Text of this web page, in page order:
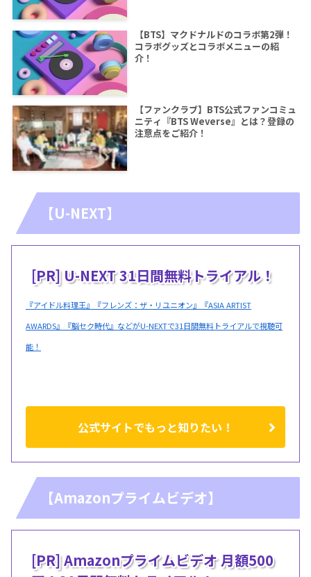
【BTS】マクドナルドのコラボ第2弾！
コラボグッズとコラボメニューの紹
介！
【ファンクラブ】BTS公式ファンコミュ
ニティ『BTS Weverse』とは？登録の
注意点をご紹介！
【U-NEXT】
[PR] U-NEXT 31日間無料トライアル！
『アイドル料理王』『フレンズ：ザ・リユニオン』『ASIA ARTIST
AWARDS』『脳セク時代』などがU-NEXTで31日間無料トライアルで視聴可
能！
公式サイトでもっと知りたい！
【Amazonプライムビデオ】
[PR] Amazonプライムビデオ 月額500